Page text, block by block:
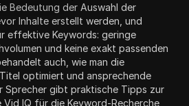
Bedeutung der Auswahl der
Inhalte erstellt werden, und
effektive Keywords: geringe
und keine exakt passenden
auch, wie man die
optimiert und ansprechende
Sprecher gibt praktische Tipps zur
IQ für die Keyword-Recherche